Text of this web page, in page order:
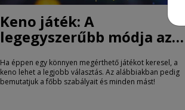
Keno játék: A
legegyszerűbb módja az
online nyerésnek
Ha éppen egy könnyen megérthető játékot keresel, a
keno lehet a legjobb választás. Az alábbiakban pedig
bemutatjuk a főbb szabályait és minden mást!